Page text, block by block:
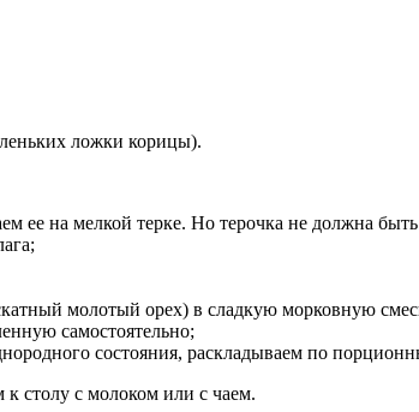
ложки корицы).
ее на мелкой терке. Но терочка не должна
молотый орех) в сладкую морковную
самостоятельно;
состояния, раскладываем по
столу с молоком или с чаем.